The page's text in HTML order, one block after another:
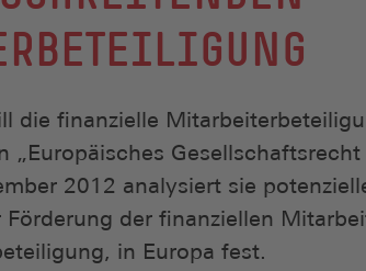
die finanzielle
„Europäisches
2012 analysiert sie
Förderung der finanziellen
in Europa fest.